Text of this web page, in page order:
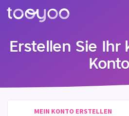
Erstellen Sie Ihr
Konto
MEIN KONTO ERSTELLEN